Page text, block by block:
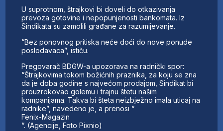
U suprotnom, štrajkovi bi doveli do otkazivanja
prevoza gotovine i nepopunjenosti bankomata. Iz
Sindikata su zamolili građane za razumijevanje.
“Bez ponovnog pritiska neće doći do nove ponude
poslodavaca”, ističu.
Pregovarač BDGW-a upozorava na radnički spor:
“Štrajkovima tokom božićnih praznika, za koju se zna
da je doba godine s najvećom prodajom, Sindikat bi
prouzrokovao golemu i trajnu štetu našim
kompanijama. Takva bi šteta neizbježno imala uticaj na
radnike”, navedeno je, a prenosi “
Fenix-Magazin
“. (Agencije, Foto Pixnio)